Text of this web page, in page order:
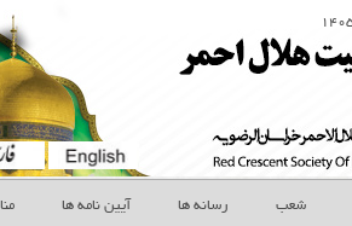
شعب رسانه ها آیین نامه ها